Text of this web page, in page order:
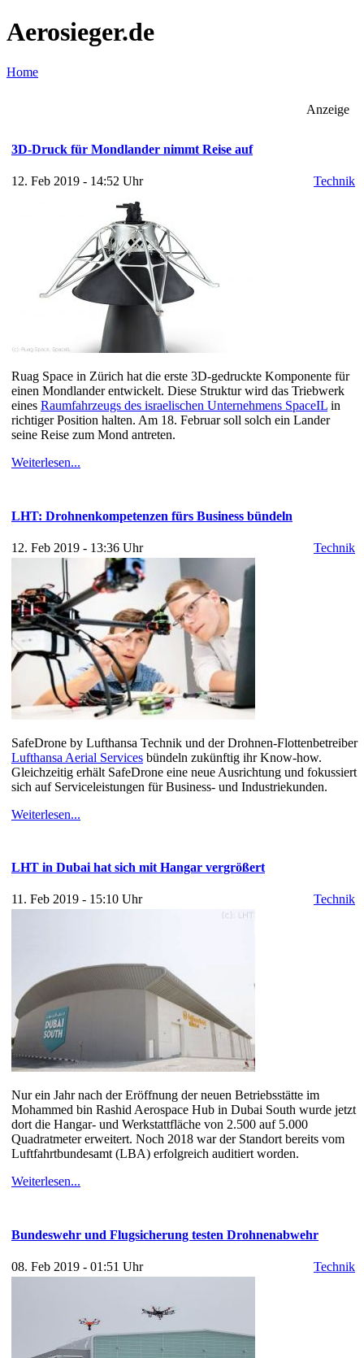
Aerosieger.de
Home
Anzeige
3D-Druck für Mondlander nimmt Reise auf
12. Feb 2019 - 14:52 Uhr Technik
Ruag Space in Zürich hat die erste 3D-gedruckte Komponente für
einen Mondlander entwickelt. Diese Struktur wird das Triebwerk
eines Raumfahrzeugs des israelischen Unternehmens SpaceIL in
richtiger Position halten. Am 18. Februar soll solch ein Lander
seine Reise zum Mond antreten.
Weiterlesen...
LHT: Drohnenkompetenzen fürs Business bündeln
12. Feb 2019 - 13:36 Uhr Technik
SafeDrone by Lufthansa Technik und der Drohnen-Flottenbetreiber
Lufthansa Aerial Services bündeln zukünftig ihr Know-how.
Gleichzeitig erhält SafeDrone eine neue Ausrichtung und fokussiert
sich auf Serviceleistungen für Business- und Industriekunden.
Weiterlesen...
LHT in Dubai hat sich mit Hangar vergrößert
11. Feb 2019 - 15:10 Uhr Technik
Nur ein Jahr nach der Eröffnung der neuen Betriebsstätte im
Mohammed bin Rashid Aerospace Hub in Dubai South wurde jetzt
dort die Hangar- und Werkstattfläche von 2.500 auf 5.000
Quadratmeter erweitert. Noch 2018 war der Standort bereits vom
Luftfahrtbundesamt (LBA) erfolgreich auditiert worden.
Weiterlesen...
Bundeswehr und Flugsicherung testen Drohnenabwehr
08. Feb 2019 - 01:51 Uhr Technik